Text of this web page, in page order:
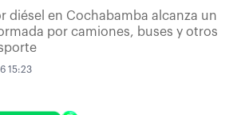
diésel en Cochabamba alcanza un
por camiones, buses y otros
15:23